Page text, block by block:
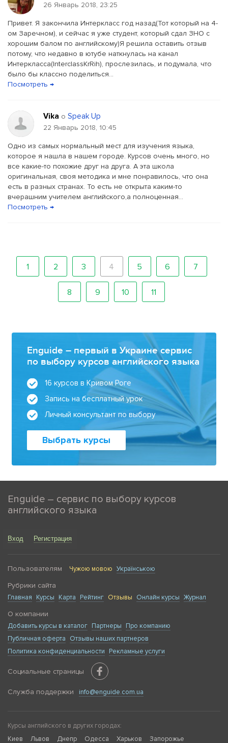
26 Январь 2018, 23:25
Привет. Я закончила Интеркласс год назад(Тот который на 4-
ом Заречном), и сейчас я уже студент, который сдал ЗНО с
хорошим балом по английскому)Я решила оставить отзыв
потому, что недавно в ютубе наткнулась на канал
Интеркласса(InterclassKrRih), прослезилась, и подумала, что
было бы классно поделиться...
Посмотреть →
Vika о Speak Up
22 Январь 2018, 10:45
Одно из самых нормальный мест для изучения языка,
которое я нашла в нашем городе. Курсов очень много, но
все какие-то похожие друг на друга. А эта школа
оригинальная, своя методика и мне понравилось, что она
есть в разных странах. То есть не открыта каким-то
вчерашним учителем английского,а полноценная...
Посмотреть →
1 2 3 4 5 6 7
8 9 10 11
Enguide – первый в Украине сервис
по выбору курсов английского языка
16 курсов в Кривом Роге
Запись на бесплатный урок
Личный консультант по выбору
Выбрать курсы
Enguide – сервис по выбору курсов
английского языка
Вход Регистрация
Пользователям Чужою мовою Українською
Рубрики сайта
Главная Курсы Карта Рейтинг Отзывы Онлайн курсы Журнал
О компании
Добавить курсы в каталог Партнеры
Про компанию
Публичная оферта
Отзывы наших партнеров
Политика конфиденциальности
Рекламные услуги
Социальные страницы
Служба поддержки info@enguide.com.ua
Курсы английского в других городах:
Киев
Львов Днепр Одесса Харьков Запорожье